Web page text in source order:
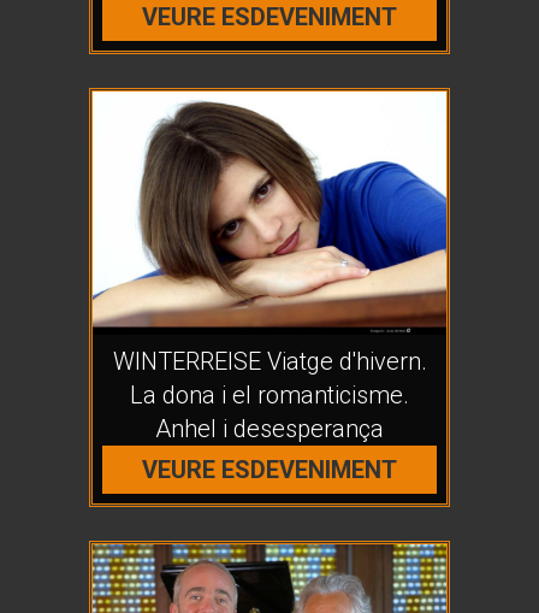
VEURE ESDEVENIMENT
WINTERREISE Viatge d'hivern.
La dona i el romanticisme.
Anhel i desesperança
VEURE ESDEVENIMENT